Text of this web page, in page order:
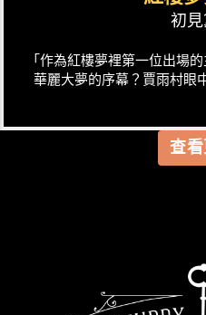
初
「作為紅樓夢裡第一位出場
華麗大夢的序幕？賈雨村眼
查